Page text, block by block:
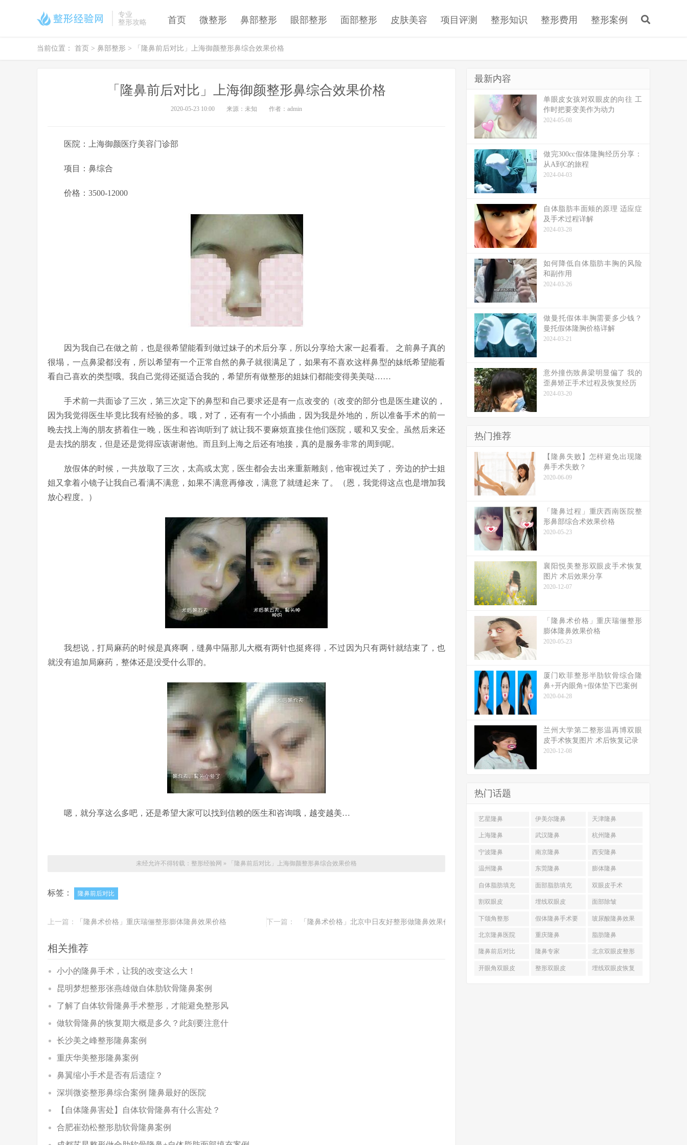
专业
整形攻略
首页 微整形 鼻部整形 眼部整形 面部整形 皮肤美容 项目评测 整形知识 整形费用 整形案例
当前位置： 首页 > 鼻部整形 > 「隆鼻前后对比」上海御颜整形鼻综合效果价格
「隆鼻前后对比」上海御颜整形鼻综合效果价格
2020-05-23 10:00 来源：未知 作者：admin
医院：上海御颜医疗美容门诊部
项目：鼻综合
价格：3500-12000
因为我自己在做之前，也是很希望能看到做过妹子的术后分享，所以分享给大家一起看看。 之前鼻子真的
很塌，一点鼻梁都没有，所以希望有一个正常自然的鼻子就很满足了，如果有不喜欢这样鼻型的妹纸希望能看
看自己喜欢的类型哦。我自己觉得还挺适合我的，希望所有做整形的姐妹们都能变得美美哒……
手术前一共面诊了三次，第三次定下的鼻型和自己要求还是有一点改变的（改变的部分也是医生建议的，
因为我觉得医生毕竟比我有经验的多。哦，对了，还有有一个小插曲，因为我是外地的，所以准备手术的前一
晚去找上海的朋友挤着住一晚，医生和咨询听到了就让我不要麻烦直接住他们医院，暖和又安全。虽然后来还
是去找的朋友，但是还是觉得应该谢谢他。而且到上海之后还有地接，真的是服务非常的周到呢。
放假体的时候，一共放取了三次，太高或太宽，医生都会去出来重新雕刻，他审视过关了， 旁边的护士姐
姐又拿着小镜子让我自己看满不满意，如果不满意再修改，满意了就缝起来 了。（恩，我觉得这点也是增加我
放心程度。）
我想说，打局麻药的时候是真疼啊，缝鼻中隔那儿大概有两针也挺疼得，不过因为只有两针就结束了，也
就没有追加局麻药，整体还是没受什么罪的。
嗯，就分享这么多吧，还是希望大家可以找到信赖的医生和咨询哦，越变越美…
未经允许不得转载： 整形经验网 » 「隆鼻前后对比」上海御颜整形鼻综合效果价格
标签： 隆鼻前后对比
上一篇： 「隆鼻术价格」重庆瑞俪整形膨体隆鼻效果价格 下一篇： 「隆鼻术价格」北京中日友好整形做隆鼻效果价格
相关推荐
小小的隆鼻手术，让我的改变这么大！
昆明梦想整形张燕雄做自体肋软骨隆鼻案例
了解了自体软骨隆鼻手术整形，才能避免整形风
做软骨隆鼻的恢复期大概是多久？此刻要注意什
长沙美之峰整形隆鼻案例
重庆华美整形隆鼻案例
鼻翼缩小手术是否有后遗症？
深圳微姿整形鼻综合案例 隆鼻最好的医院
【自体隆鼻害处】自体软骨隆鼻有什么害处？
合肥崔劲松整形肋软骨隆鼻案例
最新内容
单眼皮女孩对双眼皮的向往 工
作时把要变美作为动力
2024-05-08
做完300cc假体隆胸经历分享：
从A到C的旅程
2024-04-03
自体脂肪丰面颊的原理 适应症
及手术过程详解
2024-03-28
如何降低自体脂肪丰胸的风险
和副作用
2024-03-26
做曼托假体丰胸需要多少钱？
曼托假体隆胸价格详解
2024-03-21
意外撞伤致鼻梁明显偏了 我的
歪鼻矫正手术过程及恢复经历
2024-03-20
热门推荐
【隆鼻失败】怎样避免出现隆
鼻手术失败？
2020-06-09
「隆鼻过程」重庆西南医院整
形鼻部综合术效果价格
2020-05-23
襄阳悦美整形双眼皮手术恢复
图片 术后效果分享
2020-12-07
「隆鼻术价格」重庆瑞俪整形
膨体隆鼻效果价格
2020-05-23
厦门欧菲整形半肋软骨综合隆
鼻+开内眼角+假体垫下巴案例
2020-04-28
兰州大学第二整形温再博双眼
皮手术恢复图片 术后恢复记录
2020-12-08
热门话题
艺星隆鼻 伊美尔隆鼻 天津隆鼻
上海隆鼻 武汉隆鼻 杭州隆鼻
宁波隆鼻 南京隆鼻 西安隆鼻
温州隆鼻 东莞隆鼻 膨体隆鼻
自体脂肪填充 面部脂肪填充 双眼皮手术
割双眼皮 埋线双眼皮 面部除皱
下颌角整形 假体隆鼻手术要
多少钱
玻尿酸隆鼻效果
北京隆鼻医院 重庆隆鼻 脂肪隆鼻
隆鼻前后对比 隆鼻专家 北京双眼皮整形
开眼角双眼皮 整形双眼皮 埋线双眼皮恢复